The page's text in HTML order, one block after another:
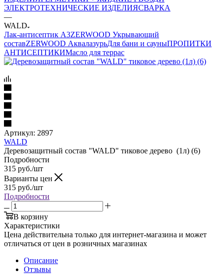
ЭЛЕКТРОТЕХНИЧЕСКИЕ ИЗДЕЛИЯСВАРКА
—
WALD
Лак-антисептик А3ZERWOOD Укрывающий
составZERWOOD АквалазурьДля бани и сауныПРОПИТКИ
АНТИСЕПТИКИМасло для террас
Артикул: 2897
WALD
Деревозащитный состав "WALD" тиковое дерево (1л) (6)
Подробности
315 руб./шт
Варианты цен
315 руб./шт
Подробности
В корзину
Характеристики
Цена действительна только для интернет-магазина и может
отличаться от цен в розничных магазинах
Описание
Отзывы